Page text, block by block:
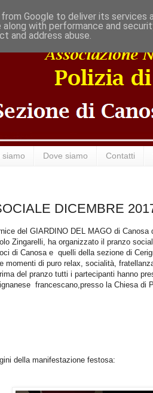
siamo Dove siamo Contatti
DICEMBRE
del GIARDINO DEL MAGO di
Zingarelli, ha organizzato il pranzo
di Canosa e quelli della sezione di
momenti di puro relax, socialità,
del pranzo tutti i partecipanti hanno
francescano,presso la Chiesa di
della manifestazione festosa:
Google to deliver its services
along with performance and
and address abuse.